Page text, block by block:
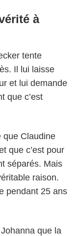
à
tente
Il lui laisse
et lui demande
que c’est
que Claudine
que c’est pour
séparés. Mais
raison.
pendant 25 ans
que la